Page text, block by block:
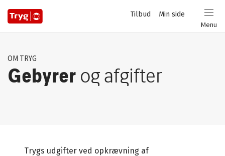
Menu
Privat
Login
Min side
Tilbud
OM TRYG
Gebyrer og afgifter
Trygs udgifter ved opkrævning af